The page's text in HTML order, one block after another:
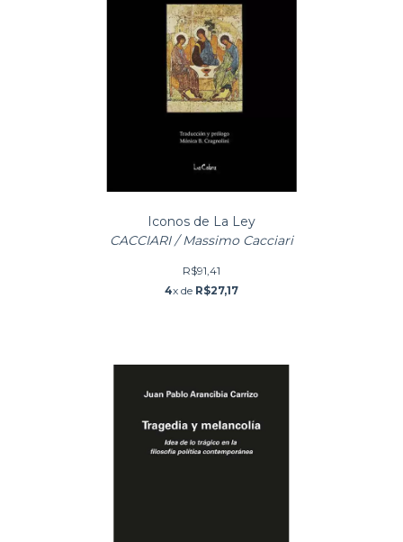
Iconos de La Ley
CACCIARI / Massimo Cacciari
R$91,41
4x de R$27,17